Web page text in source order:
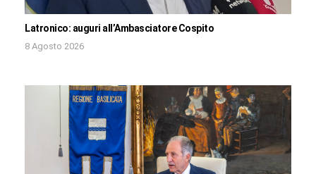
Latronico: auguri all’Ambasciatore Cospito
8 Agosto 2026